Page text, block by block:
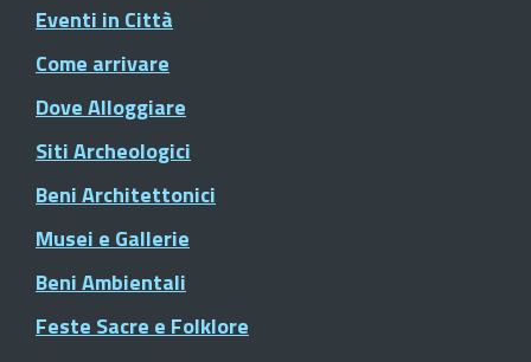
Eventi in Città
Come arrivare
Dove Alloggiare
Siti Archeologici
Beni Architettonici
Musei e Gallerie
Beni Ambientali
Feste Sacre e Folklore